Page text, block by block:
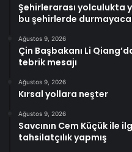
Şehirlerarası yolculukta
bu şehirlerde
Ağustos 9, 2026
Çin Başbakanı Li
tebrik mesajı
Ağustos 9, 2026
Kırsal yollara neşter
Ağustos 9, 2026
Savcının Cem Küçük
tahsilatçılık yapmış